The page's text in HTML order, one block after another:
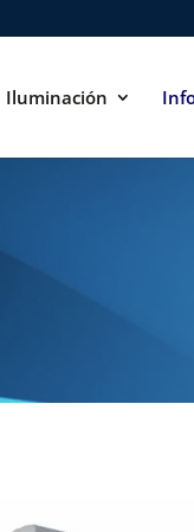
Iluminación